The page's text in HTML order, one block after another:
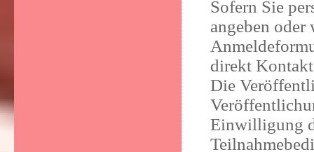
Sofern Sie
angeben
direkt
Die
Einwilligung